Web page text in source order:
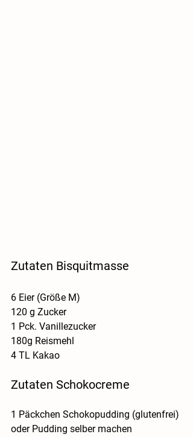
Zutaten Bisquitmasse
6 Eier (Größe M)
120 g Zucker
1 Pck. Vanillezucker
180g Reismehl
4 TL Kakao
Zutaten Schokocreme
1 Päckchen Schokopudding (glutenfrei)
oder Pudding selber machen